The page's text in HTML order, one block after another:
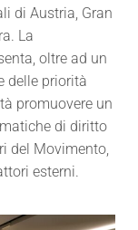
di Austria, Gran
La
oltre ad un
delle priorità
promuovere un
di diritto
del Movimento,
esterni.